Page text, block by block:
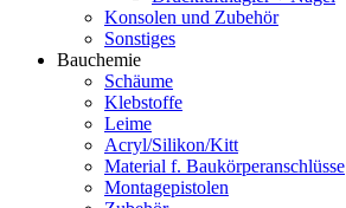
Konsolen und Zubehör
Sonstiges
Bauchemie
Schäume
Klebstoffe
Leime
Acryl/Silikon/Kitt
Material f. Baukörperanschlüsse
Montagepistolen